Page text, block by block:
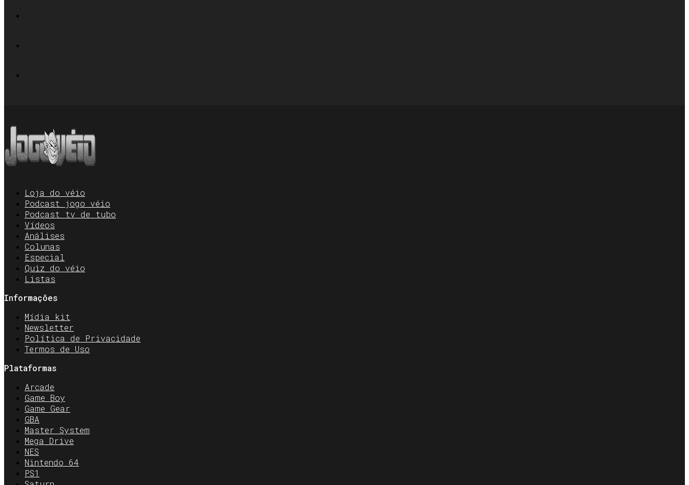
Loja do véio
Podcast jogo véio
Podcast tv de tubo
Vídeos
Análises
Colunas
Especial
Quiz do véio
Listas
Informações
Mídia kit
Newsletter
Política de Privacidade
Termos de Uso
Plataformas
Arcade
Game Boy
Game Gear
GBA
Master System
Mega Drive
NES
Nintendo 64
PS1